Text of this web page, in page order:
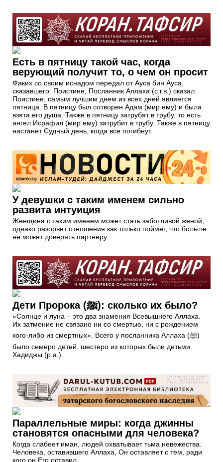
Есть в пятницу такой час, когда
верующий получит то, о чем он просит
Факих со своим иснадом передал от Ауса бин Ауса,
сказавшего: Поистине, Посланник Аллаха (с.г.в.) сказал:
Поистине, самым лучшим днем из всех дней является
пятница. В пятницу был сотворен Адам (мир ему) и была
взята его душа. Также в пятницу затрубят в трубу, то есть
ангел Исрафил (мир ему) затрубит в трубу. Также в пятницу
настанет Судный день, когда все погибнут.
У девушки с таким именем сильно
развита интуиция
Женщина с таким именем может стать заботливой женой,
однако разорвет отношения как только поймет, что больше
не может доверять партнеру.
Дети Пророка (ﷺ): сколько их было?
«Солнце и луна – это два знамения Всевышнего Аллаха.
Их затмение не связано ни со смертью, ни с рождением
кого-либо из смертных». Всего у посланника Аллаха (ﷺ)
было семеро детей, шестеро из которых были детьми
Хадиджы (р.а.).
Параллельные миры: когда джинны
становятся опасными для человека?
Когда слабеет иман, людей охватывает тьма невежества.
Человека, оставившего Аллаха, Он оставляет с тем, ради
кого он Его оставил.